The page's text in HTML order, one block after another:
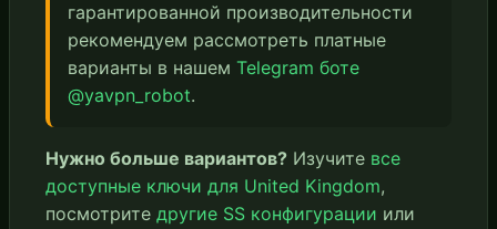
гарантированной производительности
рекомендуем рассмотреть платные
варианты в нашем Telegram боте
@yavpn_robot.
Нужно больше вариантов? Изучите все
доступные ключи для United Kingdom,
посмотрите другие SS конфигурации или